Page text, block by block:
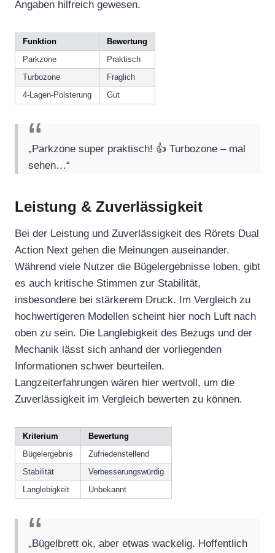
Angaben hilfreich gewesen.
Funktion
Bewertung
Parkzone
Praktisch
Turbozone
Fraglich
4-Lagen-Polsterung
Gut
„Parkzone super praktisch! 👍 Turbozone – mal
sehen…“
Leistung & Zuverlässigkeit
Bei der Leistung und Zuverlässigkeit des Rörets Dual
Action Next gehen die Meinungen auseinander.
Während viele Nutzer die Bügelergebnisse loben, gibt
es auch kritische Stimmen zur Stabilität,
insbesondere bei stärkerem Druck. Im Vergleich zu
hochwertigeren Modellen scheint hier noch Luft nach
oben zu sein. Die Langlebigkeit des Bezugs und der
Mechanik lässt sich anhand der vorliegenden
Informationen schwer beurteilen.
Langzeiterfahrungen wären hier wertvoll, um die
Zuverlässigkeit im Vergleich bewerten zu können.
Kriterium
Bewertung
Bügelergebnis
Zufriedenstellend
Stabilität
Verbesserungswürdig
Langlebigkeit
Unbekannt
„Bügelbrett ok, aber etwas wackelig. Hoffentlich